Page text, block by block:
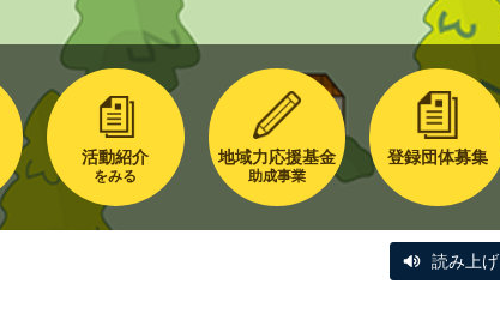
活動紹介
をみる
地域力応援基金
助成事業
登録団体募集
読み上げ